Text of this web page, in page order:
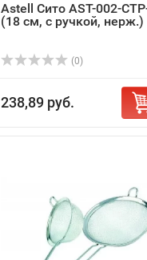
Astell Сито AST-002-
(18 см, с ручкой, нерж.)
(0)
238,89 руб.